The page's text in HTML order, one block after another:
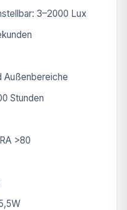
3–2000 Lux
Außenbereiche
Stunden
>80